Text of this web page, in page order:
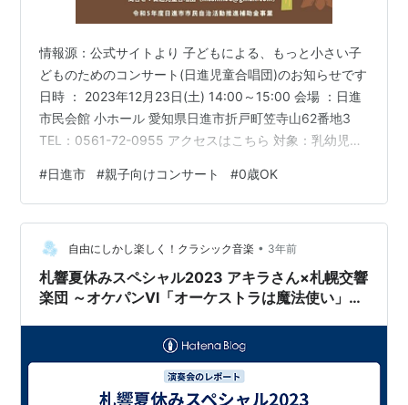
情報源：公式サイトより 子どもによる、もっと小さい子
どものためのコンサート(日進児童合唱団)のお知らせです
日時 ： 2023年12月23日(土) 14:00～15:00 会場 ：日進
市民会館 小ホール 愛知県日進市折戸町笠寺山62番地3
TEL：0561-72-0955 アクセスはこちら 対象：乳幼児と
サイトより） *:..｡o○☆ﾟ･:,｡*:..｡o○☆ ♪プログラム♪★合
唱団による演奏（スタジオジブリソングや楽しいクリス
マスソング）コーナー★合唱団のみんなと一緒に踊ろ
う！コーナー★合唱団のみんなと一緒に演奏しよう！コ
ーナー★紙芝居と…
#日進市 #親子向けコンサート #0歳OK
自由にしかし楽しく！クラシック音楽 • 3年前
札響夏休みスペシャル2023 アキラさん×札幌交響
楽団 ～オケパンⅥ「オーケストラは魔法使い」